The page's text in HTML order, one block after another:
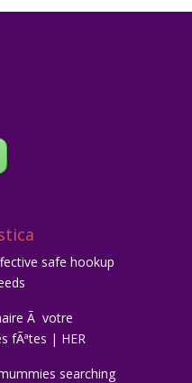
safe hookup
Ã votre
fÃªtes | HER
searching